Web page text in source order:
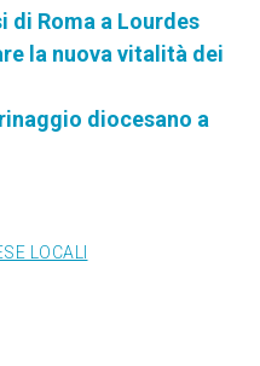
di Roma a Lourdes
la nuova vitalità dei
diocesano a
LOCALI